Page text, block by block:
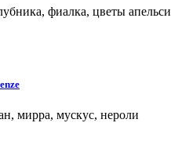
фиалка, цветы
мирра, мускус, нероли